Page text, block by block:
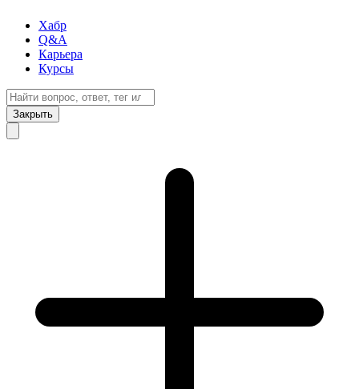
Хабр
Q&A
Карьера
Курсы
Закрыть